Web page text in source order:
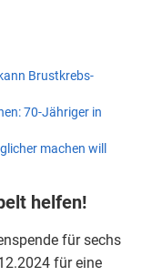
Brustkrebs-
70-Jähriger in
machen will
helfen!
für sechs
für eine